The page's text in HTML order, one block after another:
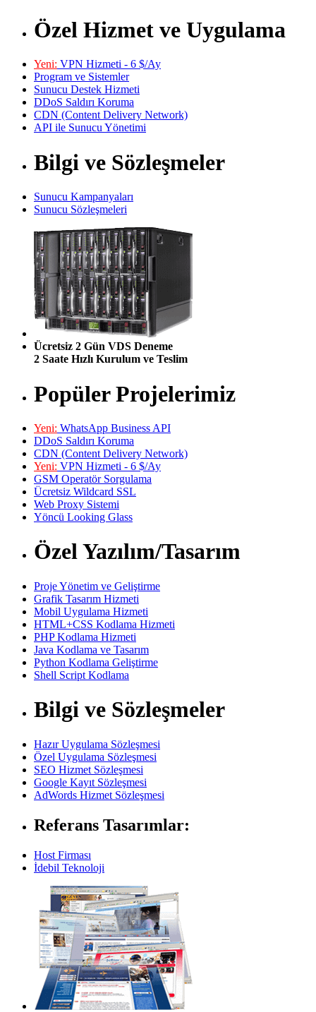
Özel Hizmet ve Uygulama
Yeni: VPN Hizmeti - 6 $/Ay
Program ve Sistemler
Sunucu Destek Hizmeti
DDoS Saldırı Koruma
CDN (Content Delivery Network)
API ile Sunucu Yönetimi
Bilgi ve Sözleşmeler
Sunucu Kampanyaları
Sunucu Sözleşmeleri
Ücretsiz 2 Gün VDS Deneme
2 Saate Hızlı Kurulum ve Teslim
Popüler Projelerimiz
Yeni: WhatsApp Business API
DDoS Saldırı Koruma
CDN (Content Delivery Network)
Yeni: VPN Hizmeti - 6 $/Ay
GSM Operatör Sorgulama
Ücretsiz Wildcard SSL
Web Proxy Sistemi
Yöncü Looking Glass
Özel Yazılım/Tasarım
Proje Yönetim ve Geliştirme
Grafik Tasarım Hizmeti
Mobil Uygulama Hizmeti
HTML+CSS Kodlama Hizmeti
PHP Kodlama Hizmeti
Java Kodlama ve Tasarım
Python Kodlama Geliştirme
Shell Script Kodlama
Bilgi ve Sözleşmeler
Hazır Uygulama Sözleşmesi
Özel Uygulama Sözleşmesi
SEO Hizmet Sözleşmesi
Google Kayıt Sözleşmesi
AdWords Hizmet Sözleşmesi
Referans Tasarımlar:
Host Firması
İdebil Teknoloji